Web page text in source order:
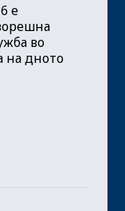
е
во
на дното